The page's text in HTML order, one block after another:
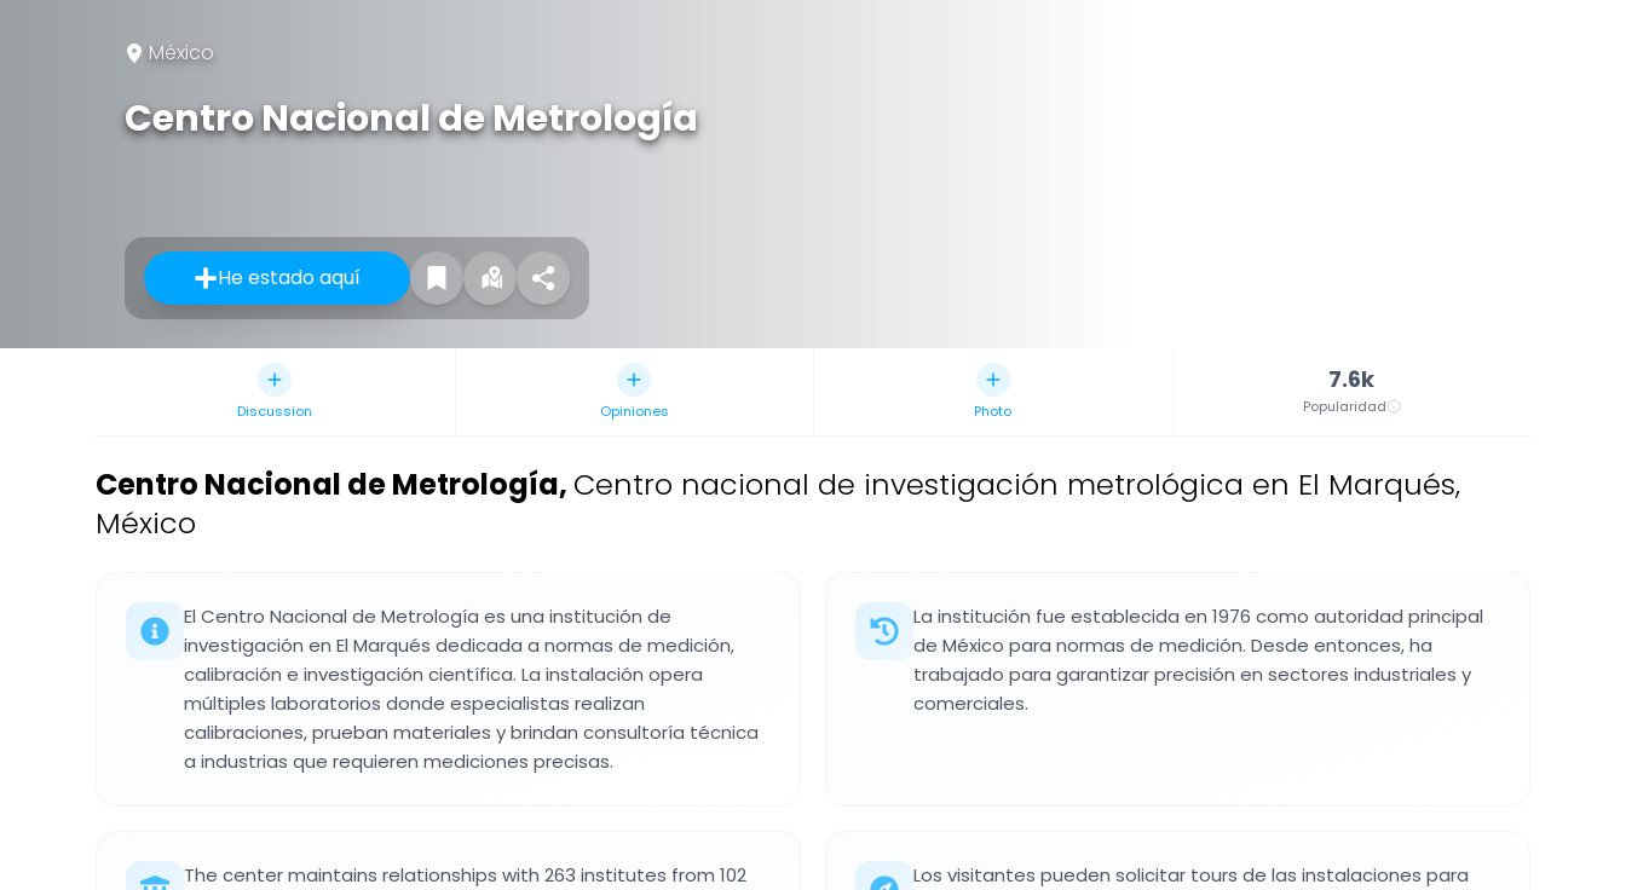
México
Centro Nacional de Metrología
He estado aquí
Discussion Opiniones Photo
7.6k
Popularidad
Centro Nacional de Metrología, Centro nacional de investigación metrológica en El Marqués,
México
El Centro Nacional de Metrología es una institución de
investigación en El Marqués dedicada a normas de medición,
calibración e investigación científica. La instalación opera
múltiples laboratorios donde especialistas realizan
calibraciones, prueban materiales y brindan consultoría técnica
a industrias que requieren mediciones precisas.
La institución fue establecida en 1976 como autoridad principal
de México para normas de medición. Desde entonces, ha
trabajado para garantizar precisión en sectores industriales y
comerciales.
The center maintains relationships with 263 institutes from 102 Los visitantes pueden solicitar tours de las instalaciones para